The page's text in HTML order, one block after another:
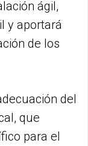
ágil,
y aportará
de los
del
que
para el